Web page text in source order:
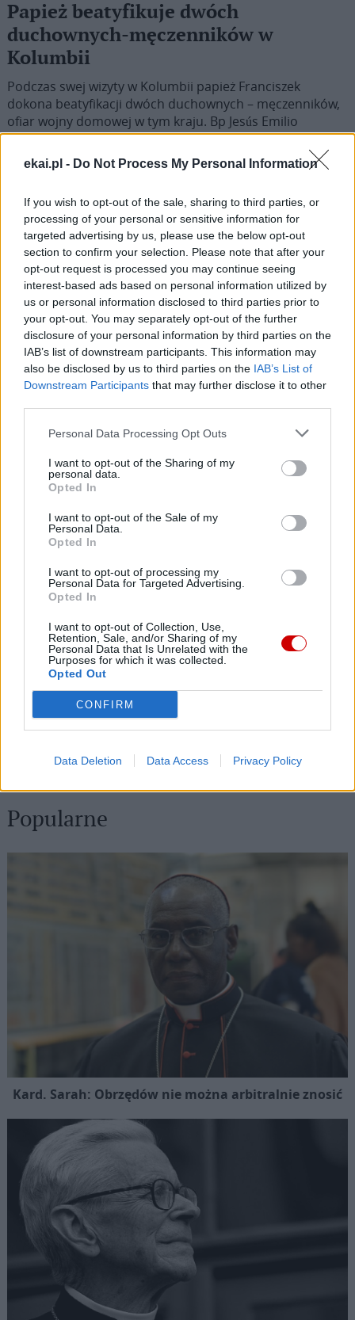
ekai.pl - Do Not Process My Personal Information
If you wish to opt-out of the sale, sharing to third parties, or
processing of your personal or sensitive information for
targeted advertising by us, please use the below opt-out
section to confirm your selection. Please note that after your
opt-out request is processed you may continue seeing
interest-based ads based on personal information utilized by
us or personal information disclosed to third parties prior to
your opt-out. You may separately opt-out of the further
disclosure of your personal information by third parties on the
IAB’s list of downstream participants. This information may
also be disclosed by us to third parties on the IAB’s List of
Downstream Participants that may further disclose it to other
Personal Data Processing Opt Outs
I want to opt-out of the Sharing of my
personal data.
Opted In
I want to opt-out of the Sale of my
Personal Data.
Opted In
I want to opt-out of processing my
Personal Data for Targeted Advertising.
Opted In
I want to opt-out of Collection, Use,
Retention, Sale, and/or Sharing of my
Personal Data that Is Unrelated with the
Purposes for which it was collected.
Opted Out
CONFIRM
Data Deletion Data Access Privacy Policy
Papież beatyfikuje dwóch
duchownych-męczenników w
Kolumbii
Podczas swej wizyty w Kolumbii papież Franciszek
dokona beatyfikacji dwóch duchownych – męczenników,
ofiar wojny domowej w tym kraju. Bp Jesús Emilio
Jaramillo Monsalve i ks. Pedro María Ramírez Ramos
zostaną wyniesieni na ołtarze podczas Mszy św., którą
Ojciec Święty odprawi w Villavicencio 8 września br. 7
na wydanie […]
Poprzednia
1
2
3
Następna
07 sierpnia 2026 | 17:22
Kard. Parolin: pokój zaczyna się od empatii wobec cierpienia
Leon XIV spotka się we Francji z ofiarami wykorzystywania w
Kościele
07 sierpnia 2026 | 16:31
Boliwijscy biskupi w obliczu kryzysu apelują o sprawiedliwość
społeczną i pokój
07 sierpnia 2026 | 16:13
Zwierzchnik UKGK: Świętowanie Przemienienia Pańskiego to
spotkanie z Chrystusem
07 sierpnia 2026 | 15:28
Kard. Pizzaballa: chrześcijanie zmęczeni negocjacjami pragną
pokoju
07 sierpnia 2026 | 15:07
Popularne
Kard. Sarah: Obrzędów nie można arbitralnie znosić